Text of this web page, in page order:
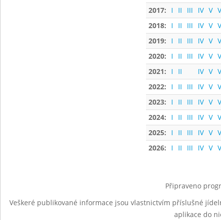
2017:
I II III IV V
2018:
I II III IV V
2019:
I II III IV V
2020:
I II III IV V
2021:
I II IV V
2022:
I II III IV V
2023:
I II III IV V
2024:
I II III IV V
2025:
I II III IV V
2026:
I II III IV V
Připraveno
Veškeré publikované informace jsou vlastnictvím příslušné
aplikace do